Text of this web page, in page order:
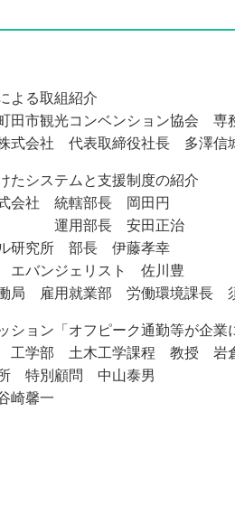
よる取組紹介
町田市観光コンベンション協会
株式会社 代表取締役社長 多澤信
システムと支援制度の紹介
式会社 統轄部長 岡田円
運用部長 安田正治
ル研究所 部長 伊藤孝幸
エバンジェリスト 佐川豊
働局 雇用就業部 労働環境課長
ョン「オフピーク通勤等が企業
工学部 土木工学課程 教授 岩
所 特別顧問 中山泰男
崎馨一